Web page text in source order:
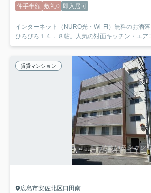
仲手半額 敷礼0 即入居可
インターネット（NURO光・Wi-Fi）無料のお洒
ひろびろ１４．８帖。人気の対面キッチン・エア
賃貸マンション
広島市安佐北区口田南